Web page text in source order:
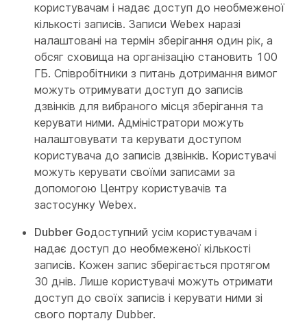
користувачам і надає доступ до необмеженої
кількості записів. Записи Webex наразі
налаштовані на термін зберігання один рік, а
обсяг сховища на організацію становить 100
ГБ. Співробітники з питань дотримання вимог
можуть отримувати доступ до записів
дзвінків для вибраного місця зберігання та
керувати ними. Адміністратори можуть
налаштовувати та керувати доступом
користувача до записів дзвінків. Користувачі
можуть керувати своїми записами за
допомогою Центру користувачів та
застосунку Webex.
Dubber Goдоступний усім користувачам і
надає доступ до необмеженої кількості
записів. Кожен запис зберігається протягом
30 днів. Лише користувачі можуть отримати
доступ до своїх записів і керувати ними зі
свого порталу Dubber.